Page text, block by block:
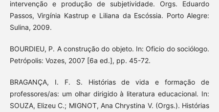
intervenção e produção de subjetividade. Orgs. Eduardo
Passos, Virgínia Kastrup e Liliana da Escóssia. Porto Alegre:
Sulina, 2009.
BOURDIEU, P. A construção do objeto. In: Oficio do sociólogo.
Petrópolis: Vozes, 2007 [6a ed.], pp. 45-72.
BRAGANÇA, I. F. S. Histórias de vida e formação de
professores/as: um olhar dirigido à literatura educacional. In:
SOUZA, Elizeu C.; MIGNOT, Ana Chrystina V. (Orgs.). Histórias